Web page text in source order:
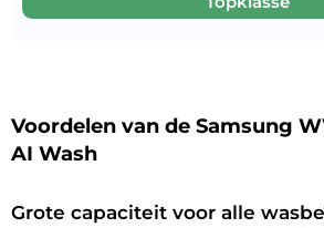
Voordelen van de Samsung
AI Wash
Grote capaciteit voor alle